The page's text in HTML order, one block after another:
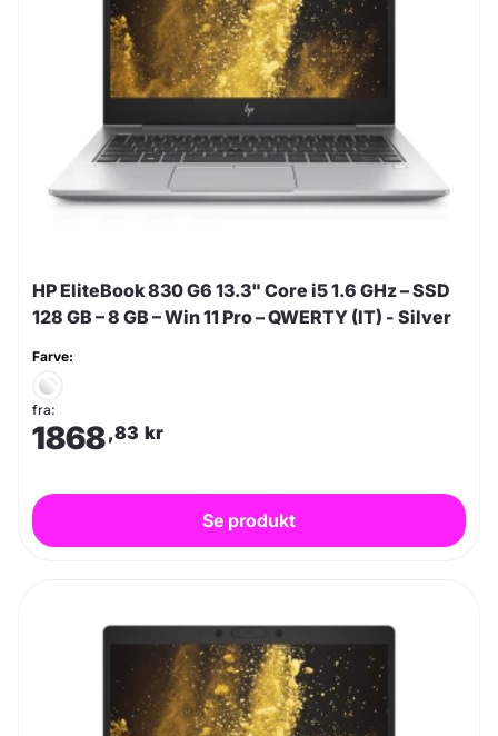
HP EliteBook 830 G6 13.3" Core i5 1.6 GHz – SSD
128 GB – 8 GB – Win 11 Pro – QWERTY (IT) - Silver
Farve:
fra:
1868,83 kr
Se produkt